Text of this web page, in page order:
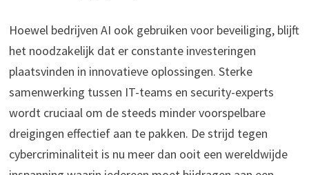
Hoewel bedrijven AI ook gebruiken voor beveiliging, blijft
het noodzakelijk dat er constante investeringen
plaatsvinden in innovatieve oplossingen. Sterke
samenwerking tussen IT-teams en security-experts
wordt cruciaal om de steeds minder voorspelbare
dreigingen effectief aan te pakken. De strijd tegen
cybercriminaliteit is nu meer dan ooit een wereldwijde